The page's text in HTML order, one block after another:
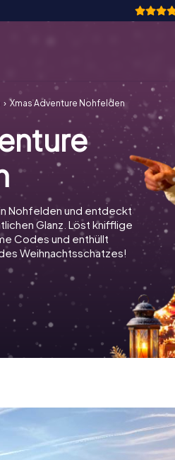
Xmas Adventure Nohfelden
Nohfelden und entdeckt
Glanz. Löst knifflige
Codes und enthüllt
Weihnachtsschatzes!